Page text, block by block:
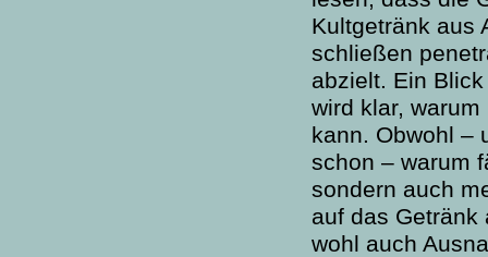
Kultgetränk aus
schließen
abzielt. Ein
wird klar,
kann. Obwohl –
schon – warum
sondern auch
auf das Getränk
wohl auch